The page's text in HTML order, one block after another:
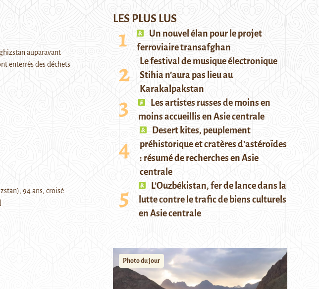
auparavant
enterrés des déchets
94 ans, croisé
LES PLUS LUS
Un nouvel élan pour le projet
ferroviaire transafghan
Le festival de musique électronique
Stihia n’aura pas lieu au
Karakalpakstan
Les artistes russes de moins en
moins accueillis en Asie centrale
Desert kites, peuplement
préhistorique et cratères d’astéroïdes
: résumé de recherches en Asie
centrale
L’Ouzbékistan, fer de lance dans la
lutte contre le trafic de biens culturels
en Asie centrale
Photo du jour